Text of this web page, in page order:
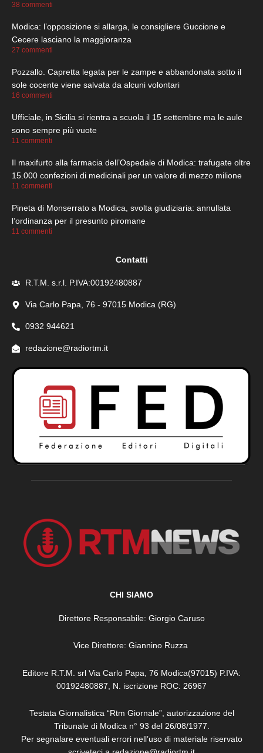
38 commenti
Modica: l’opposizione si allarga, le consigliere Guccione e
Cecere lasciano la maggioranza
27 commenti
Pozzallo. Capretta legata per le zampe e abbandonata sotto il
sole cocente viene salvata da alcuni volontari
16 commenti
Ufficiale, in Sicilia si rientra a scuola il 15 settembre ma le aule
sono sempre più vuote
11 commenti
Il maxifurto alla farmacia dell’Ospedale di Modica: trafugate oltre
15.000 confezioni di medicinali per un valore di mezzo milione
11 commenti
Pineta di Monserrato a Modica, svolta giudiziaria: annullata
l’ordinanza per il presunto piromane
11 commenti
Contatti
R.T.M. s.r.l. P.IVA:00192480887
Via Carlo Papa, 76 - 97015 Modica (RG)
0932 944621
redazione@radiortm.it
CHI SIAMO
Direttore Responsabile: Giorgio Caruso
Vice Direttore: Giannino Ruzza
Editore R.T.M. srl Via Carlo Papa, 76 Modica(97015) P.IVA:
00192480887, N. iscrizione ROC: 26967
Testata Giornalistica “Rtm Giornale”, autorizzazione del
Tribunale di Modica n° 93 del 26/08/1977.
Per segnalare eventuali errori nell’uso di materiale riservato